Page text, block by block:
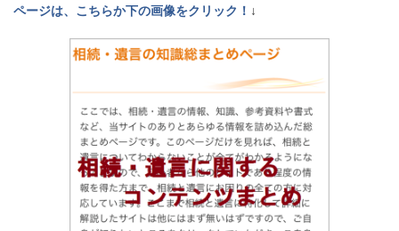
ページは、こちらか下の画像をクリック！ ↓